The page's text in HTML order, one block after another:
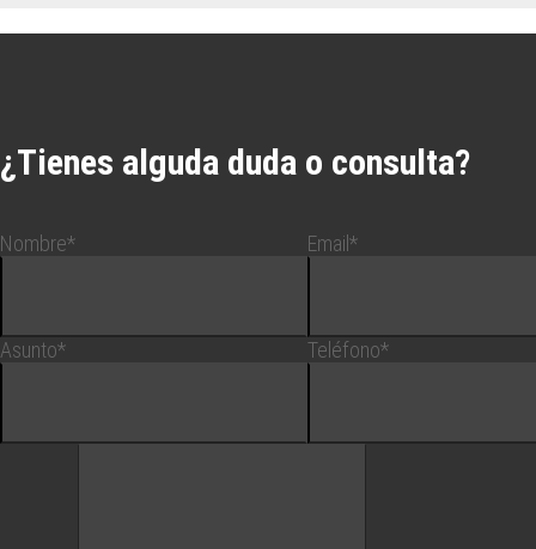
¿Tienes alguda duda o consulta?
Nombre*
Asunto*
Email*
Teléfono*